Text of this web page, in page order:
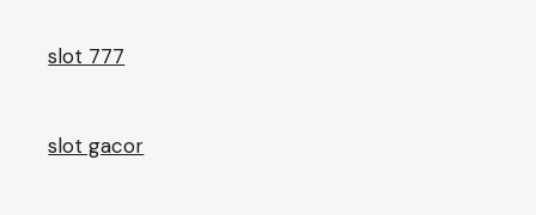
slot 777
slot gacor